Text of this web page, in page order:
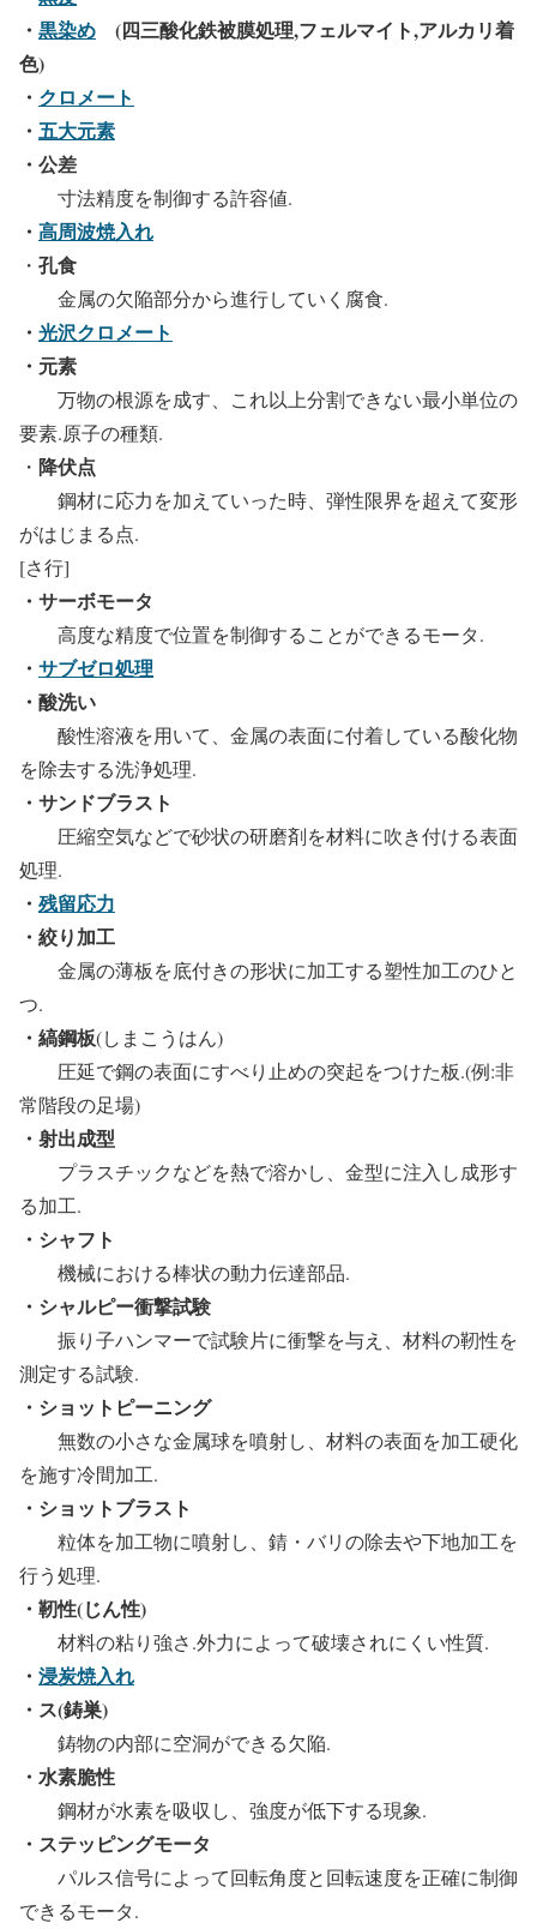
・ 黒染め (四三酸化鉄被膜処理,フェルマイト,アルカリ着
色)
・ クロメート
・ 五大元素
・公差
寸法精度を制御する許容値.
・ 高周波焼入れ
・ 孔食
金属の欠陥部分から進行していく腐食.
・ 光沢クロメート
・元素
万物の根源を成す、これ以上分割できない最小単位の
要素.原子の種類.
・ 降伏点
鋼材に応力を加えていった時、弾性限界を超えて変形
がはじまる点.
[さ行]
・サーボモータ
高度な精度で位置を制御することができるモータ.
・ サブゼロ処理
・酸洗い
酸性溶液を用いて、金属の表面に付着している酸化物
を除去する洗浄処理.
・サンドブラスト
圧縮空気などで砂状の研磨剤を材料に吹き付ける表面
処理.
・ 残留応力
・絞り加工
金属の薄板を底付きの形状に加工する塑性加工のひと
つ.
・縞鋼板(しまこうはん)
圧延で鋼の表面にすべり止めの突起をつけた板.(例:非
常階段の足場)
・射出成型
プラスチックなどを熱で溶かし、金型に注入し成形す
る加工.
・シャフト
機械における棒状の動力伝達部品.
・シャルピー衝撃試験
振り子ハンマーで試験片に衝撃を与え、材料の靭性を
測定する試験.
・ショットピーニング
無数の小さな金属球を噴射し、材料の表面を加工硬化
を施す冷間加工.
・ショットブラスト
粒体を加工物に噴射し、錆・バリの除去や下地加工を
行う処理.
・靭性(じん性)
材料の粘り強さ.外力によって破壊されにくい性質.
・ 浸炭焼入れ
・ス(鋳巣)
鋳物の内部に空洞ができる欠陥.
・水素脆性
鋼材が水素を吸収し、強度が低下する現象.
・ステッピングモータ
パルス信号によって回転角度と回転速度を正確に制御
できるモータ.